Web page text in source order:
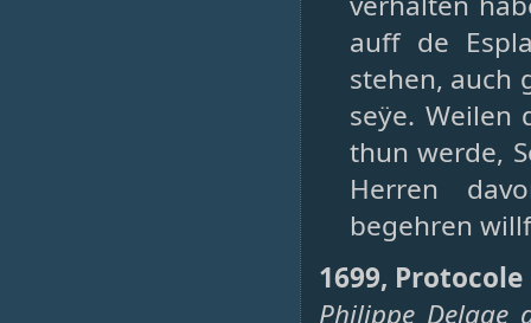
auff de
stehen, auch
seÿe. Weilen
thun werde,
Herren
begehren
1699, Protocole
Philippe Delage